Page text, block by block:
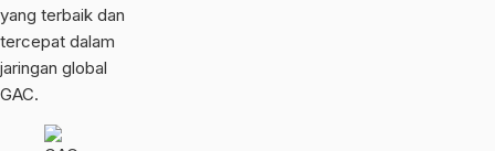
yang terbaik dan
tercepat dalam
jaringan global
GAC.